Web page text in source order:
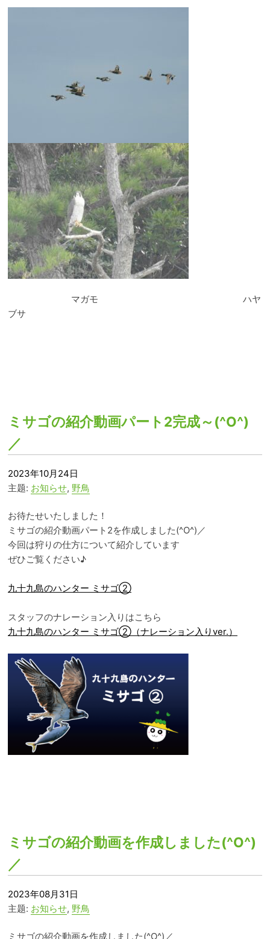
マガモ ハヤ
ブサ
ミサゴの紹介動画パート2完成～(^O^)
／
2023年10月24日
主题: お知らせ, 野鳥
お待たせいたしました！
ミサゴの紹介動画パート2を作成しました(^O^)／
今回は狩りの仕方について紹介しています
ぜひご覧ください♪
九十九島のハンター ミサゴ②
スタッフのナレーション入りはこちら
九十九島のハンター ミサゴ②（ナレーション入りver.）
ミサゴの紹介動画を作成しました(^O^)
／
2023年08月31日
主题: お知らせ, 野鳥
ミサゴの紹介動画を作成しました(^O^)／